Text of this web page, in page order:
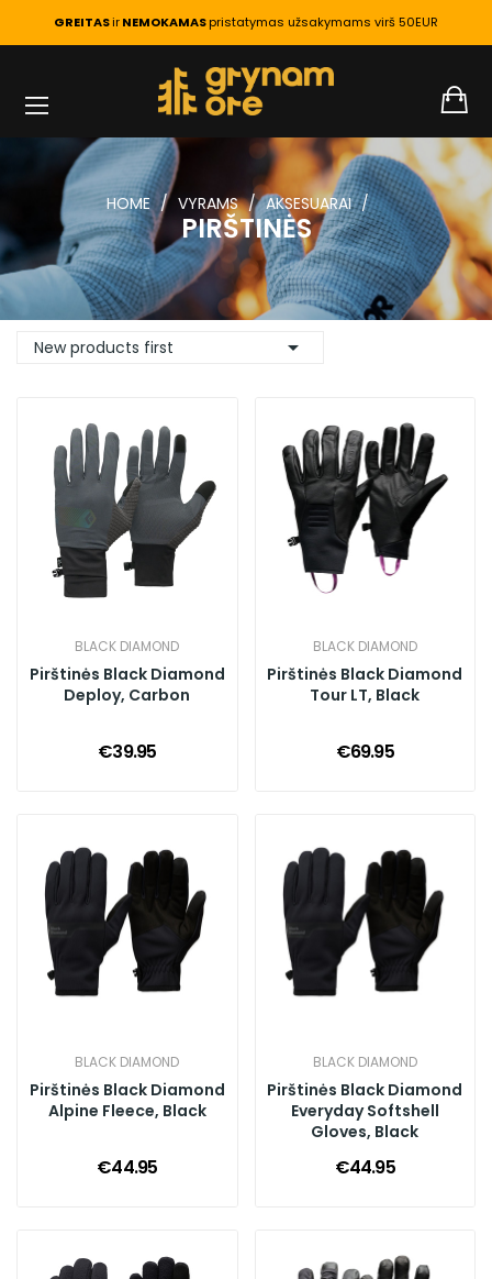
GREITASirNEMOKAMASpristatymas užsakymams virš 50EUR
HOME VYRAMS AKSESUARAI
PIRŠTINĖS
New products first 
BLACK DIAMOND
Pirštinės Black Diamond
Deploy, Carbon
€39.95
BLACK DIAMOND
Pirštinės Black Diamond
Tour LT, Black
€69.95
BLACK DIAMOND
Pirštinės Black Diamond
Alpine Fleece, Black
€44.95
BLACK DIAMOND
Pirštinės Black Diamond
Everyday Softshell
Gloves, Black
€44.95